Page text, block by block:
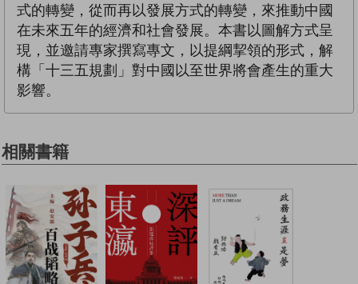
式的轉變，從而再以發展方式的轉變，來推動中國
在未來五年的經濟和社會發展。本書以圖解方式呈
現，並邀請專家撰寫專文，以提綱挈領的形式，解
構「十三五規劃」對中國以至世界將會產生的重大
影響。
相關書籍